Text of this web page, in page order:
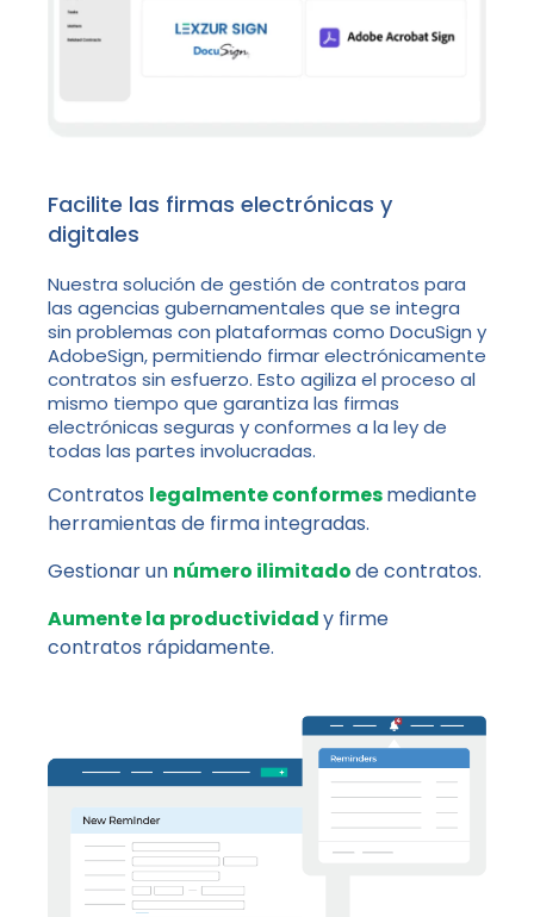
Facilite las firmas electrónicas y
digitales
Nuestra solución de gestión de contratos para
las agencias gubernamentales que se integra
sin problemas con plataformas como DocuSign y
AdobeSign, permitiendo firmar electrónicamente
contratos sin esfuerzo. Esto agiliza el proceso al
mismo tiempo que garantiza las firmas
electrónicas seguras y conformes a la ley de
todas las partes involucradas.
Contratos legalmente conformesmediante
herramientas de firma integradas.
Gestionar un número ilimitadode contratos.
Aumente la productividady firme
contratos rápidamente.